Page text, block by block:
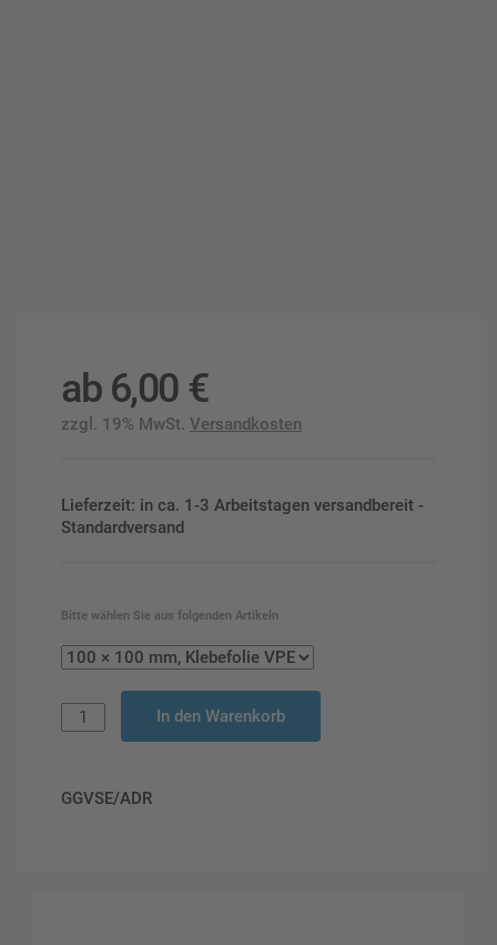
ab 6,00 €
zzgl. 19% MwSt. Versandkosten
Lieferzeit: in ca. 1-3 Arbeitstagen versandbereit -
Standardversand
Bitte wählen Sie aus folgenden Artikeln
In den Warenkorb
GGVSE/ADR